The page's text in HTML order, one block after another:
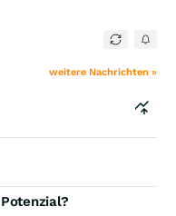
weitere Nachrichten »